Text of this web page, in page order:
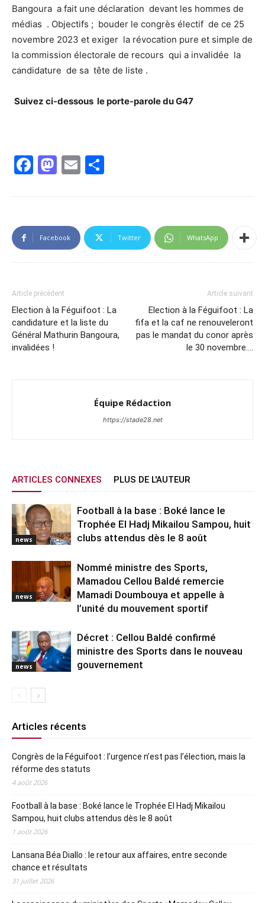
Bangoura a fait une déclaration devant les hommes de
médias . Objectifs ; bouder le congrès électif de ce 25
novembre 2023 et exiger la révocation pure et simple de
la commission électorale de recours qui a invalidée la
candidature de sa tête de liste .
Suivez ci-dessous le porte-parole du G47
Facebook
Mastodon
Email
Facebook Twitter WhatsApp
Article précédent
Election à la Féguifoot : La
candidature et la liste du
Général Mathurin Bangoura,
invalidées !
Article suivant
Election à la Féguifoot : La
fifa et la caf ne renouveleront
pas le mandat du conor après
le 30 novembre….
Équipe Rédaction
https://stade28.net
ARTICLES CONNEXES PLUS DE L'AUTEUR
news
Football à la base : Boké lance le
Trophée El Hadj Mikailou Sampou, huit
clubs attendus dès le 8 août
news
Nommé ministre des Sports,
Mamadou Cellou Baldé remercie
Mamadi Doumbouya et appelle à
l’unité du mouvement sportif
news
Décret : Cellou Baldé confirmé
ministre des Sports dans le nouveau
gouvernement
Articles récents
Congrès de la Féguifoot : l’urgence n’est pas l’élection, mais la
réforme des statuts
4 août 2026
Football à la base : Boké lance le Trophée El Hadj Mikailou
Sampou, huit clubs attendus dès le 8 août
1 août 2026
Lansana Béa Diallo : le retour aux affaires, entre seconde
chance et résultats
31 juillet 2026